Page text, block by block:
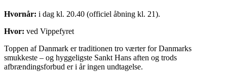
Hvornår: i dag kl. 20.40 (officiel åbning kl. 21).
Hvor: ved Vippefyret
Toppen af Danmark er traditionen tro værter for Danmarks
smukkeste – og hyggeligste Sankt Hans aften og trods
afbrændingsforbud er i år ingen undtagelse.